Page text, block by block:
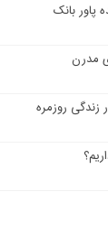
پاور بانک
مدرن
زندگی روزمره